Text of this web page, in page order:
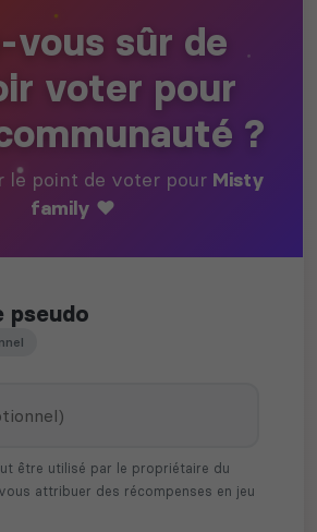
vous sûr de
voter pour
?
le point de voter pour Misty
family ❤️
pseudo
être utilisé par le propriétaire du
attribuer des récompenses en jeu